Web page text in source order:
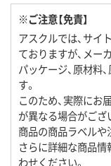
※ご注意【免責】
アスクルでは、サイ
ておりますが、メー
パッケージ、原材料
す。
このため、実際にお
が異なる場合がござ
商品の商品ラベルや
さらに詳細な商品情
わせください。